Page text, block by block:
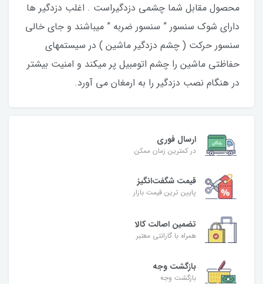
محصول مقابل شما چشمی دزدگیراست . اغلب دزدگیر ها
دارای شوک سنسور ” سنسور ضربه ” میباشند و جای خالی
سنسور حرکت ( چشم دزدگیر ماشین ) در سیستمهای
حفاظتی ماشین را چشم اتومبیل پر میکند و امنیت بیشتر
در هنگام نصب دزدگیر را به ارمغان می آورد.
ارسال فوری
در کمترین زمان ممکن
قیمت شگفت‌انگیز
پایین ترین قیمت بازار
تضمین اصالت کالا
همراه با گارانتی معتبر
بازگشت وجه
بازگشت وجه